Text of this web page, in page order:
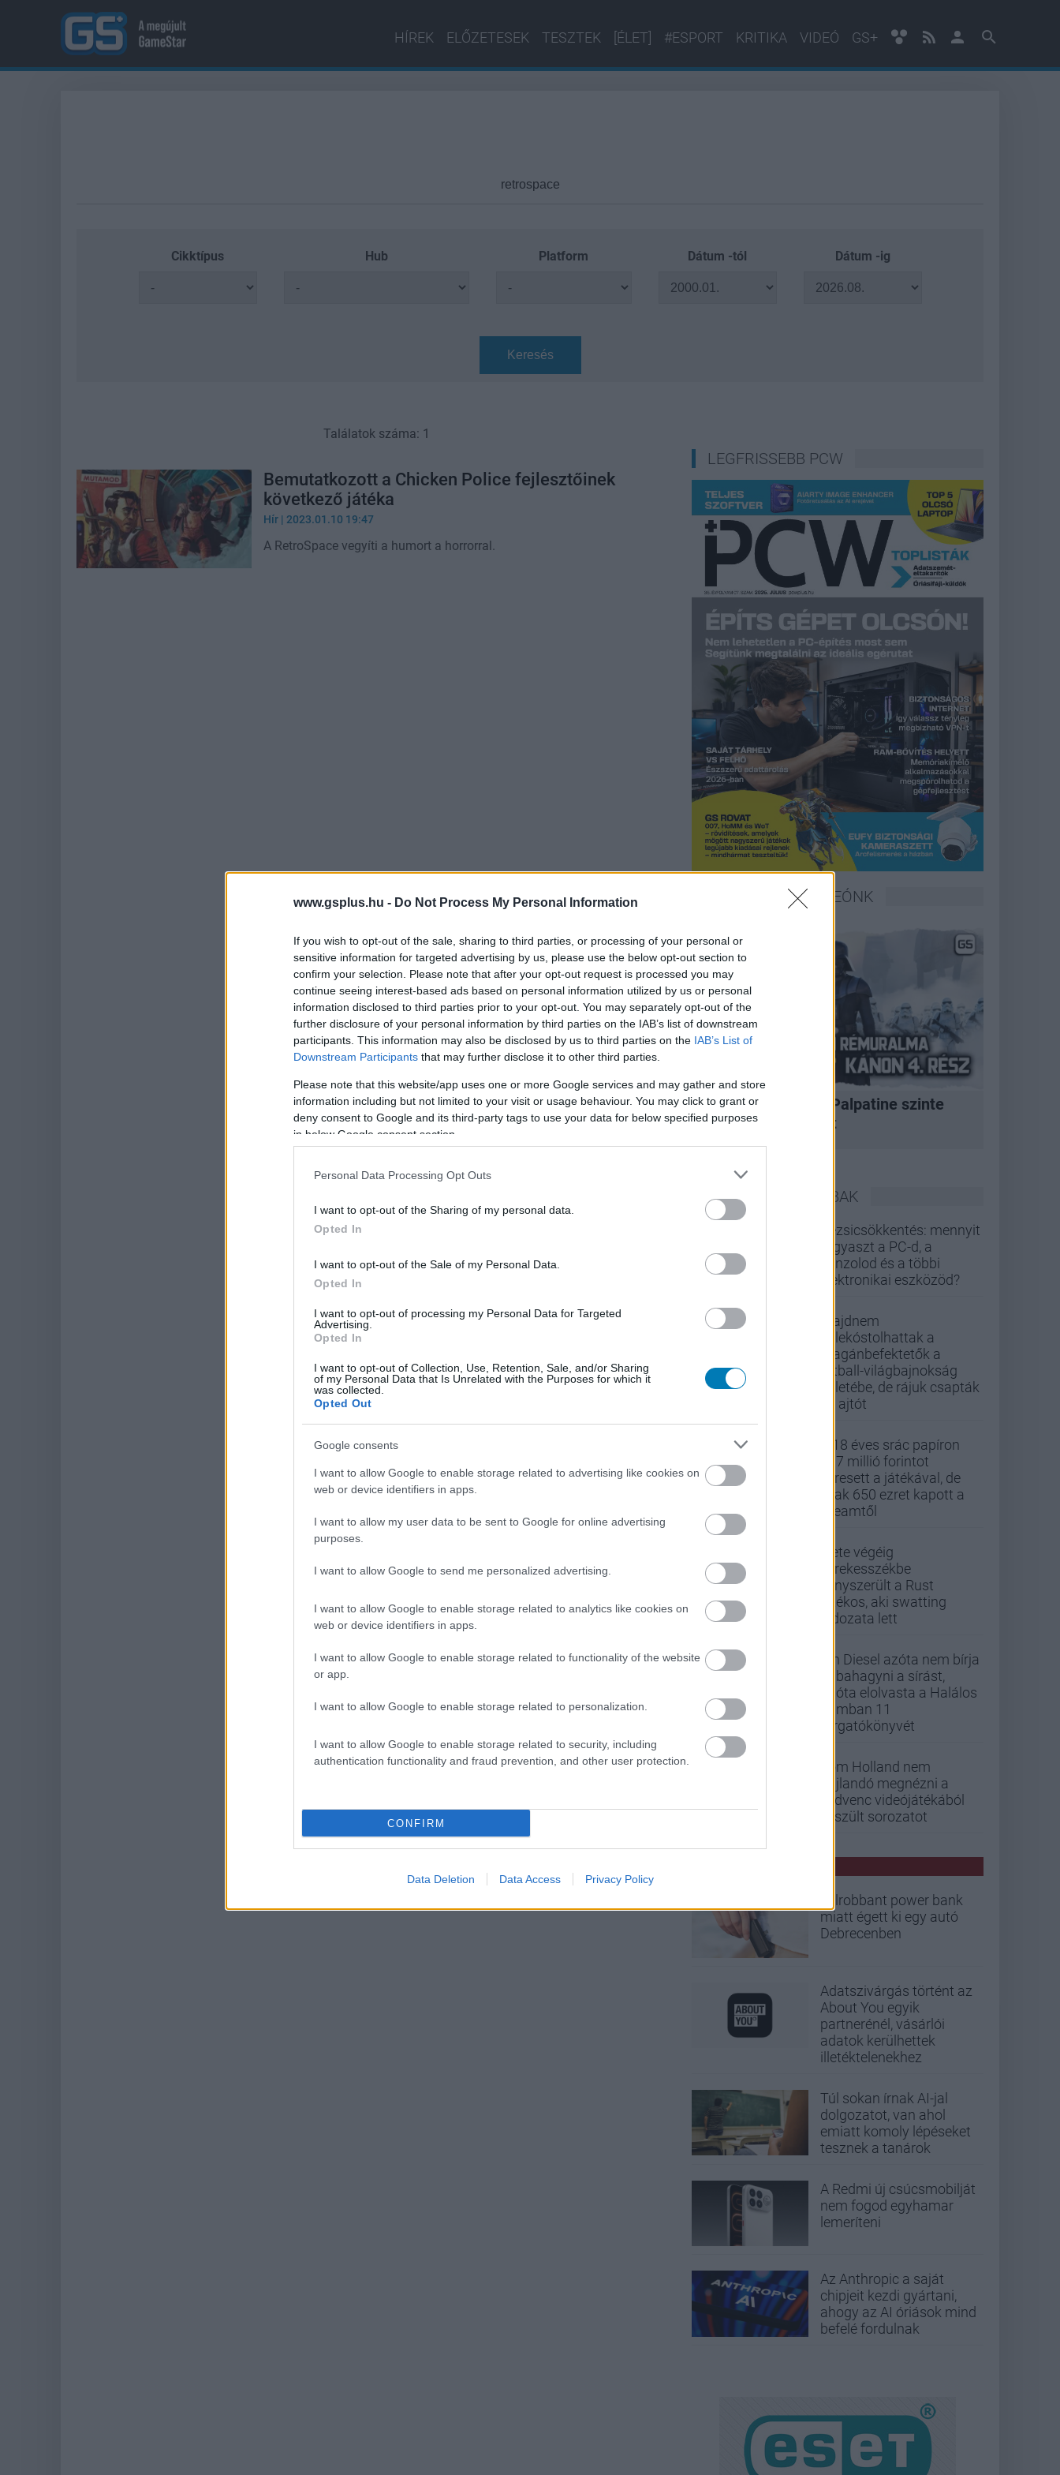
www.gsplus.hu - Do Not Process My Personal Information
If you wish to opt-out of the sale, sharing to third parties, or processing of your personal or
sensitive information for targeted advertising by us, please use the below opt-out section to
confirm your selection. Please note that after your opt-out request is processed you may
continue seeing interest-based ads based on personal information utilized by us or personal
information disclosed to third parties prior to your opt-out. You may separately opt-out of the
further disclosure of your personal information by third parties on the IAB’s list of downstream
participants. This information may also be disclosed by us to third parties on the IAB’s List of
Downstream Participants that may further disclose it to other third parties.
Please note that this website/app uses one or more Google services and may gather and store
information including but not limited to your visit or usage behaviour. You may click to grant or
deny consent to Google and its third-party tags to use your data for below specified purposes
in below Google consent section.
Personal Data Processing Opt Outs
I want to opt-out of the Sharing of my personal data.
Opted In
I want to opt-out of the Sale of my Personal Data.
Opted In
I want to opt-out of processing my Personal Data for Targeted
Advertising.
Opted In
I want to opt-out of Collection, Use, Retention, Sale, and/or Sharing
of my Personal Data that Is Unrelated with the Purposes for which it
was collected.
Opted Out
Google consents
I want to allow Google to enable storage related to advertising like cookies on
web or device identifiers in apps.
I want to allow my user data to be sent to Google for online advertising
purposes.
I want to allow Google to send me personalized advertising.
I want to allow Google to enable storage related to analytics like cookies on
web or device identifiers in apps.
I want to allow Google to enable storage related to functionality of the website
or app.
I want to allow Google to enable storage related to personalization.
I want to allow Google to enable storage related to security, including
authentication functionality and fraud prevention, and other user protection.
CONFIRM
Data Deletion Data Access Privacy Policy
HÍREK ELŐZETESEK TESZTEK [ÉLET] #ESPORT KRITIKA VIDEÓ GS+
Cikktípus Hub Platform Dátum -tól Dátum -ig
Keresés
Találatok száma: 1
Bemutatkozott a Chicken Police fejlesztőinek
következő játéka
Hír | 2023.01.10 19:47
A RetroSpace vegyíti a humort a horrorral.
LEGFRISSEBB PCW
LEGFRISSEBB VIDEÓNK
A korszak, amikor Palpatine szinte
bármit megtehetett
LEGOLVASOTTABBAK
Rezsicsökkentés: mennyit
fogyaszt a PC-d, a
konzolod és a többi
elektronikai eszközöd?
Majdnem
belekóstolhattak a
magánbefektetők a
futball-világbajnokság
üzletébe, de rájuk csapták
az ajtót
A 18 éves srác papíron
437 millió forintot
keresett a játékával, de
csak 650 ezret kapott a
Steamtől
Élete végéig
kerekesszékbe
kényszerült a Rust
játékos, aki swatting
áldozata lett
Vin Diesel azóta nem bírja
abbahagyni a sírást,
mióta elolvasta a Halálos
iramban 11
forgatókönyvét
Tom Holland nem
hajlandó megnézni a
kedvenc videójátékából
készült sorozatot
Felrobbant power bank
miatt égett ki egy autó
Debrecenben
Adatszivárgás történt az
About You egyik
partnerénél, vásárlói
adatok kerülhettek
illetéktelenekhez
Túl sokan írnak AI-jal
dolgozatot, van ahol
emiatt komoly lépéseket
tesznek a tanárok
A Redmi új csúcsmobilját
nem fogod egyhamar
lemeríteni
Az Anthropic a saját
chipjeit kezdi gyártani,
ahogy az AI óriások mind
befelé fordulnak